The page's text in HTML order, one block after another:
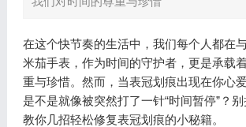
在这个快节奏的生活中，我们每个人都在
米茄手表，作为时间的守护者，更是承载
重与珍惜。然而，当表冠划痕出现在你心
是不是就像被突然打了一针“时间暂停”？
教你几招轻松修复表冠划痕的小秘籍。